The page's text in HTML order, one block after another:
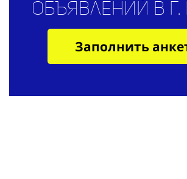
объявлений в г.
Заполнить